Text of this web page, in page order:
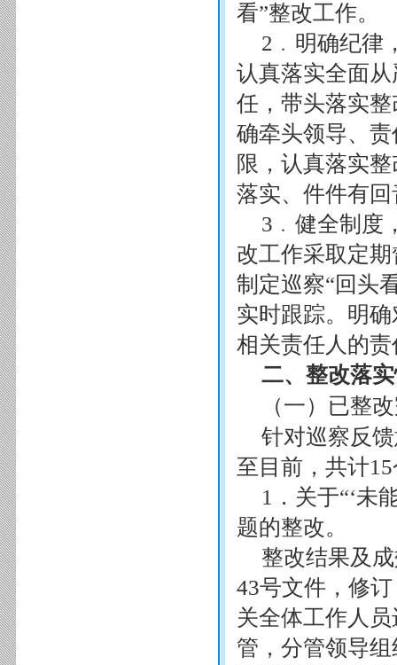
看”整改工作。
2﹒明确纪律
认真落实全面
任，带头落实
确牵头领导、
限，认真落实
落实、件件有
3﹒健全制度
改工作采取定
制定巡察“回头
实时跟踪。明
相关责任人的
二、整改落
（一）已整
针对巡察反
至目前，共计
1．关于“‘未
题的整改。
整改结果及
43号文件，修
关全体工作人
管，分管领导